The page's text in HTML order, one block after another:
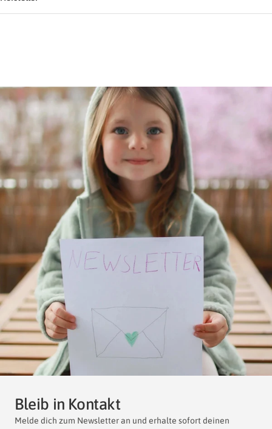
Bleib in Kontakt
Melde dich zum Newsletter an und erhalte sofort deinen